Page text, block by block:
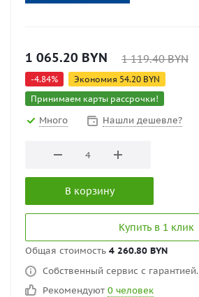
1 065.20 BYN 1 119.40BYN
-4.84% Экономия 54.20 BYN
Принимаем карты рассрочки!
Много Нашли дешевле?
В корзину
Купить в 1 клик
Общая стоимость 4 260.80 BYN
Собственный сервис с гарантией.
Рекомендуют 0 человек